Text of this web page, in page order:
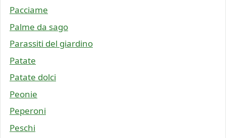
Pacciame
Palme da sago
Parassiti del giardino
Patate
Patate dolci
Peonie
Peperoni
Peschi